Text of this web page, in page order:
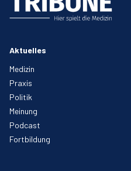
Aktuelles
Medizin
Praxis
Politik
Meinung
Podcast
Fortbildung